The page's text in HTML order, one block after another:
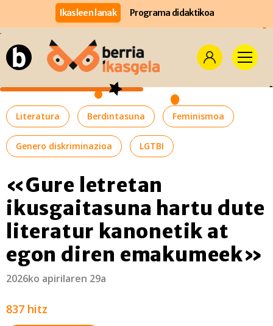
Ikasleen lanak Programa didaktikoa
Literatura Berdintasuna Feminismoa
Genero diskriminazioa LGTBI
«Gure letretan
ikusgaitasuna hartu dute
literatur kanonetik at
egon diren emakumeek»
2026ko apirilaren 29a
837 hitz